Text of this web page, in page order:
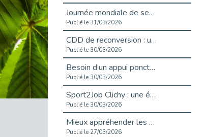
Journée mondiale de sensibilisation à l’autisme
Publié le 31/03/2026
CDD de reconversion : un nouveau contrat pour sécuriser le changement de métier.
Publié le 30/03/2026
Besoin d’un appui ponctuel expertise handicap ?
Publié le 30/03/2026
Sport2Job Clichy : une édition altoséquanaise avec Cap Emploi 92.
Publié le 30/03/2026
Mieux appréhender les enjeux du handicap singulier en entreprise - vidéo
Publié le 27/03/2026